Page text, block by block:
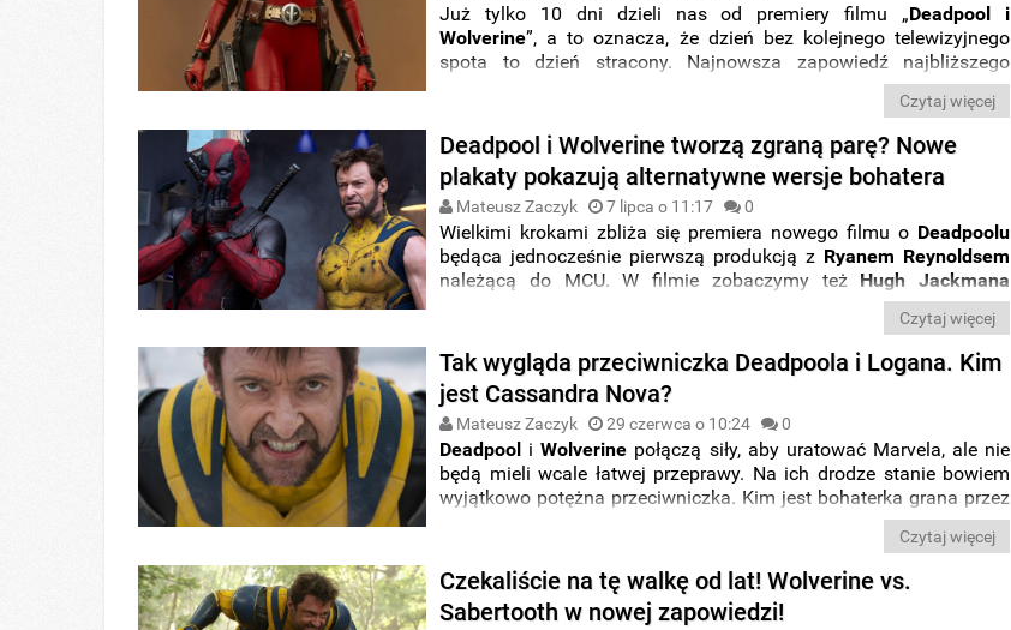
Już tylko 10 dni dzieli nas od premiery filmu „Deadpool i
Wolverine”, a to oznacza, że dzień bez kolejnego telewizyjnego
spota to dzień stracony. Najnowsza zapowiedź najbliższego
Deadpool, ale
kto gra żeńską wersję Najemnika z nawijką, cały czas pozostaje
ściśle strzeżoną tajemnicą
.
Czytaj więcej
Deadpool i Wolverine tworzą zgraną parę? Nowe
plakaty pokazują alternatywne wersje bohatera
Mateusz Zaczyk 7 lipca o 11:17 0
Wielkimi krokami zbliża się premiera nowego filmu o Deadpoolu
będąca jednocześnie pierwszą produkcją z Ryanem Reynoldsem
należącą do MCU. W filmie zobaczymy też Hugh Jackmana
kilka alternatywnych wersji
popularnych bohaterów. Najnowsza grafika daje nam nowe
spojrzenie na
dwie wersje Deadpoola
pochodzące z innego
uniwersum. Pojawiła się też seria nowychmiędzynarodowych
plakatów.
Czytaj więcej
Tak wygląda przeciwniczka Deadpoola i Logana. Kim
jest Cassandra Nova?
Mateusz Zaczyk 29 czerwca o 10:24 0
Deadpool iWolverine połączą siły, aby uratować Marvela, ale nie
będą mieli wcale łatwej przeprawy. Na ich drodze stanie bowiem
wyjątkowo potężna przeciwniczka. Kim jest bohaterka grana przez
Co o niej wiemy? Tak prezentuje się na nowym
Czytaj więcej
Czekaliście na tę walkę od lat! Wolverine vs.
Sabertooth w nowej zapowiedzi!